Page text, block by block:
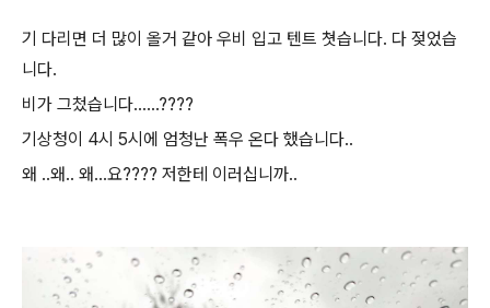
기 다리면 더 많이 올거 같아 우비 입고 텐트 쳣습니다. 다 젖었습
니다.
비가 그첬습니다......????
기상청이 4시 5시에 엄청난 폭우 온다 했습니다..
왜 ..왜.. 왜...요???? 저한테 이러십니까..